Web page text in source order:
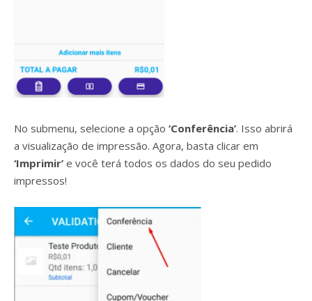
No submenu, selecione a opção ‘Conferência’. Isso abrirá
a visualização de impressão. Agora, basta clicar em
‘Imprimir’ e você terá todos os dados do seu pedido
impressos!